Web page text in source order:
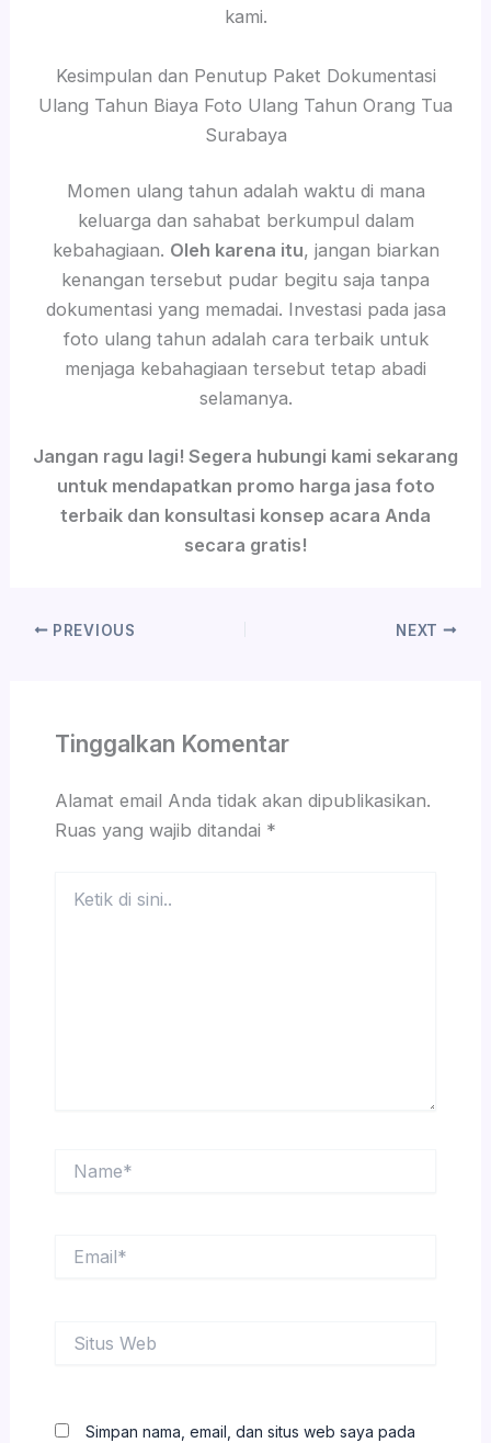
kami.
Kesimpulan dan Penutup Paket Dokumentasi
Ulang Tahun Biaya Foto Ulang Tahun Orang Tua
Surabaya
Momen ulang tahun adalah waktu di mana
keluarga dan sahabat berkumpul dalam
kebahagiaan. Oleh karena itu, jangan biarkan
kenangan tersebut pudar begitu saja tanpa
dokumentasi yang memadai. Investasi pada jasa
foto ulang tahun adalah cara terbaik untuk
menjaga kebahagiaan tersebut tetap abadi
selamanya.
Jangan ragu lagi! Segera hubungi kami sekarang
untuk mendapatkan promo harga jasa foto
terbaik dan konsultasi konsep acara Anda
secara gratis!
PREVIOUS NEXT
Tinggalkan Komentar
Alamat email Anda tidak akan dipublikasikan.
Ruas yang wajib ditandai *
Web
Simpan nama, email, dan situs web saya pada